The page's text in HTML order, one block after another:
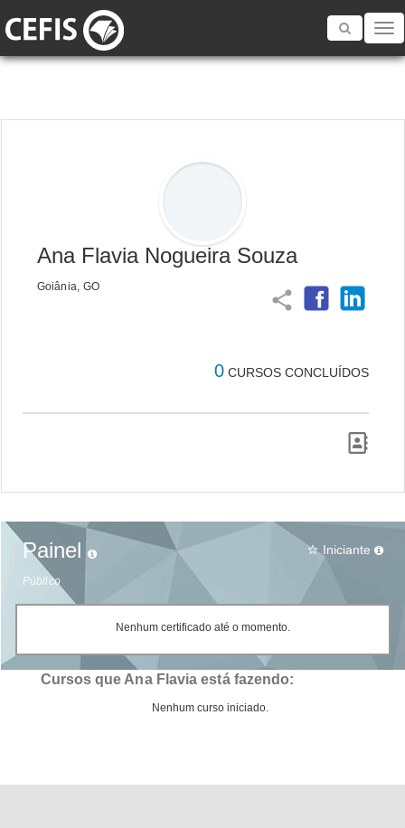
Toggle
Ana Flavia Nogueira Souza
Goiânia, GO
share
0 CURSOS CONCLUÍDOS
Painel
Público
star_border Iniciante
Nenhum certificado até o momento.
Cursos que Ana Flavia está fazendo:
Nenhum curso iniciado.